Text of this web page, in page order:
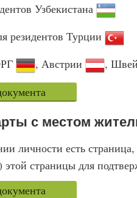
Узбекистана
резидентов Турции
, Австрии ,
с местом
личности есть
страницы для